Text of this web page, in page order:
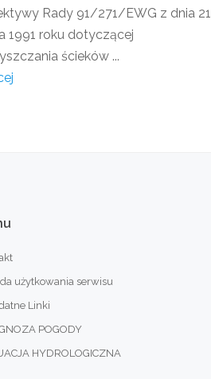
Rady 91/271/EWG z dnia 21
1991 roku dotyczącej
ścieków ...
użytkowania serwisu
Linki
POGODY
HYDROLOGICZNA